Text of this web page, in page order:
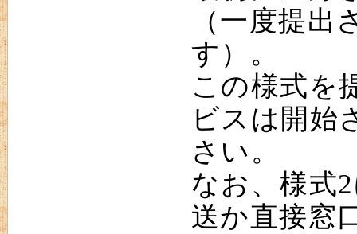
（一度提
す）。
この様式を
ビスは開始
さい。
なお、様式
送か直接窓